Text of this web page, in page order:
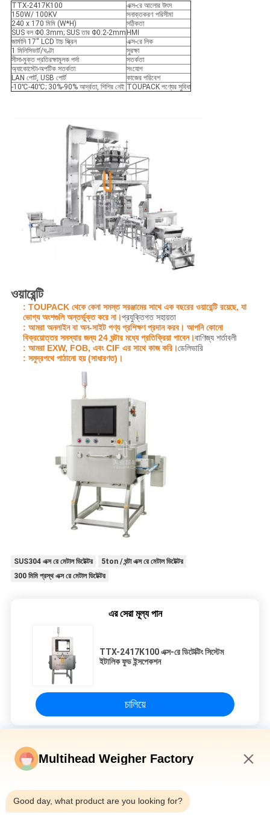
TTX-2417K100
এক্স-রে আলোর উৎস
150W/ 100KV
সনাক্তকরণ পরিসীমা
240 x 170 মিমি (W*H)
সঠিকতা
SUS বল Φ0.3mm; SUS তার Φ0.2-2mm HMI
জার্মানি 17'' LCD টাচ স্ক্রিন
এক্স-রে লিক
1 মিলিসিভার্ট/ঘণ্টা
সুরক্ষা
সীসা-মুক্ত প্রতিরক্ষামূলক পর্দা
সতর্কতা
অ্যাকোস্টো-অপটিক সতর্কতা
সংযোগ
LAN পোর্ট, USB পোর্ট
কাজের পরিবেশ
-10℃-40℃; 30%-90% আর্দ্রতা, শিশির নেই TOUPACK পণ্যের সুবিধা
ওয়ারেন্টি
: TOUPACK থেকে কেনা সমস্ত সরঞ্জামের সাথে এক বছরের ওয়ারেন্টি রয়েছে, যা
ভোগ্য অংশগুলি অন্তর্ভুক্ত করে না।প্রযুক্তিগত সহায়তা
: আমরা অনলাইন বা অন-সাইট পণ্য প্রশিক্ষণ প্রদান করব। আপনি কোনো
বিক্রয়োত্তর সমস্যার জন্য 24 ঘন্টার মধ্যে প্রতিক্রিয়া পাবেন।বাণিজ্য শর্তাবলী
: আমরা EXW, FOB, এবং CIF এর সাথে কাজ করি।ডেলিভারি
: সমুদ্রপথে পাঠানো হয় (সাধারণত)।
SUS304 এক্স রে মেটাল ডিটেক্টর
5ton / ঘন্টা এক্স রে মেটাল ডিটেক্টর
300 মিমি প্রস্থ এক্স রে মেটাল ডিটেক্টর
এর সেরা মূল্য পান
TTX-2417K100 এক্স-রে ডিটেক্টিং সিস্টেম
ইটালিক ফুড ইন্সপেকশন
চালিয়ে
এক্স রে মেটাল ডিটেক্টর
7 "টাচ স্ক্রিন 300 মিমি বেল্ট এক্স রে মেটাল ডিটেক্টর সীফুডের জন্য
Multihead Weigher Factory
Good day, what product are you looking for?